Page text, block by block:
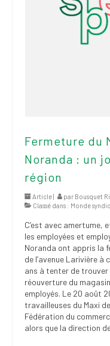
Fermeture du
Noranda : un
région
Article | par Bousquet
Classé dans : Monde
C’est avec
les employées et
Noranda ont appris la
de l’avenue Larivière
ans à tenter de trouver
réouverture du
employés. Le 20 août
travailleuses du Maxi
Fédération du
alors que la direction